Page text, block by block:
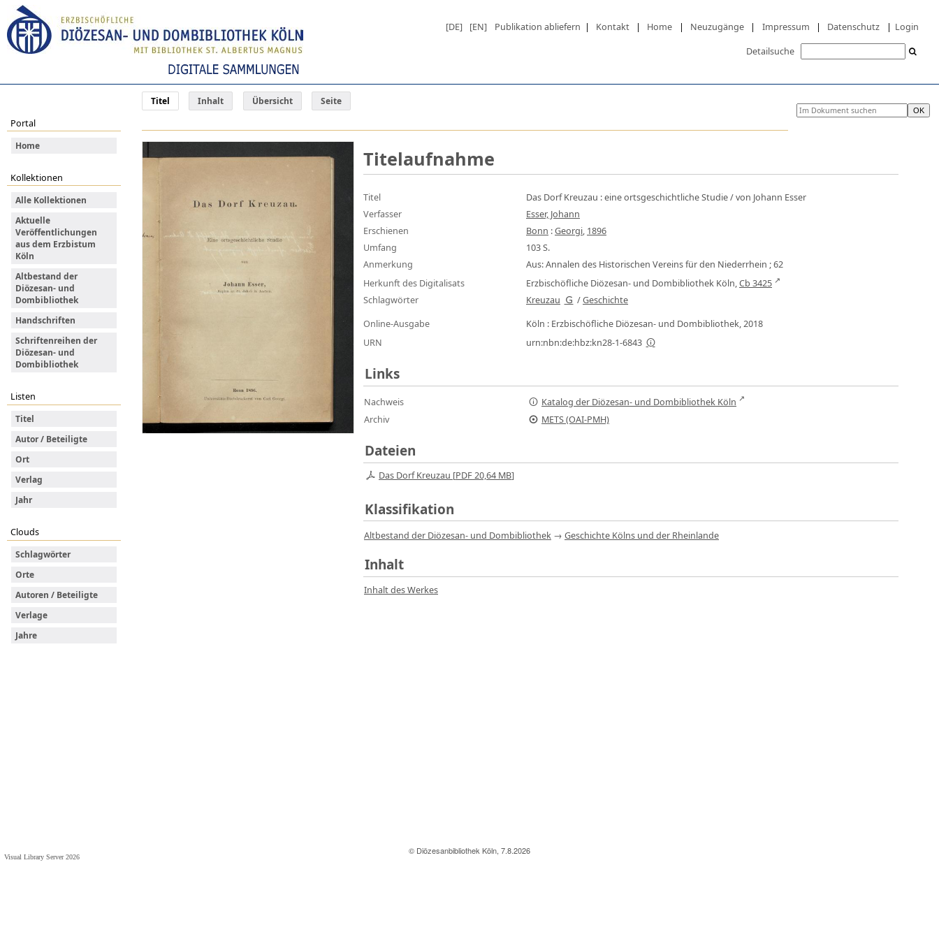
© Diözesanbibliothek Köln, 7.8.2026
Visual Library Server 2026
[DE] [EN] Publikation abliefern | Kontakt | Home | Neuzugänge | Impressum | Datenschutz | Login
Detailsuche
Titel Inhalt Übersicht Seite
Portal
Home
Kollektionen
Alle Kollektionen
Aktuelle
Veröffentlichungen
aus dem Erzbistum
Köln
Altbestand der
Diözesan- und
Dombibliothek
Handschriften
Schriftenreihen der
Diözesan- und
Dombibliothek
Listen
Titel
Autor / Beteiligte
Ort
Verlag
Jahr
Clouds
Schlagwörter
Orte
Autoren / Beteiligte
Verlage
Jahre
Titelaufnahme
Titel Das Dorf Kreuzau :eine ortsgeschichtliche Studie/ von Johann Esser
Verfasser
Esser, Johann
Erschienen
Bonn :Georgi, 1896
Umfang
103 S.
Anmerkung
Aus: Annalen des Historischen Vereins für den Niederrhein ; 62
Herkunft des Digitalisats
Erzbischöfliche Diözesan- und Dombibliothek Köln,Cb 3425
Schlagwörter
Kreuzau /Geschichte
Online-Ausgabe
Köln : Erzbischöfliche Diözesan- und Dombibliothek, 2018
URN
urn:nbn:de:hbz:kn28-1-6843
Links
Nachweis
Katalog der Diözesan- und Dombibliothek Köln
Archiv
METS (OAI-PMH)
Dateien
Das Dorf Kreuzau [PDF20,64 MB]
Klassifikation
Altbestand der Diözesan- und Dombibliothek → Geschichte Kölns und der Rheinlande
Inhalt
Inhalt des Werkes